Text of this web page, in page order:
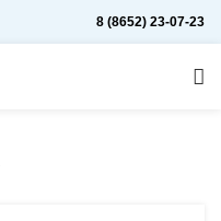
8 (8652) 23-07-23